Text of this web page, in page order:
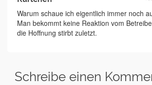
Warum schaue ich eigentlich immer noch
Man bekommt keine Reaktion vom
die Hoffnung stirbt zuletzt.
Schreibe einen